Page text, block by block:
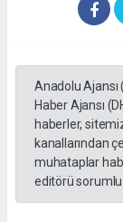
Anadolu Ajansı
Haber Ajansı
haberler,
kanallarından
muhataplar
editörü sorumlu